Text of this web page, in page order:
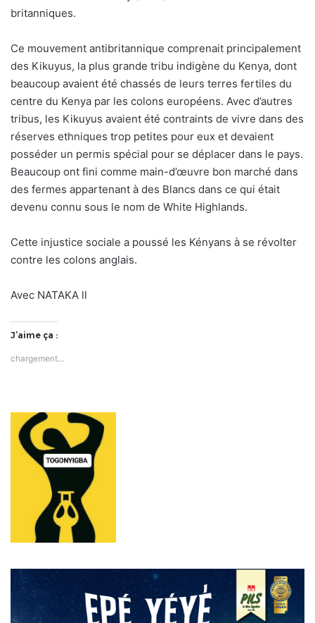
britanniques.
Ce mouvement antibritannique comprenait principalement
des Kikuyus, la plus grande tribu indigène du Kenya, dont
beaucoup avaient été chassés de leurs terres fertiles du
centre du Kenya par les colons européens. Avec d’autres
tribus, les Kikuyus avaient été contraints de vivre dans des
réserves ethniques trop petites pour eux et devaient
posséder un permis spécial pour se déplacer dans le pays.
Beaucoup ont fini comme main-d’œuvre bon marché dans
des fermes appartenant à des Blancs dans ce qui était
devenu connu sous le nom de White Highlands.
Cette injustice sociale a poussé les Kényans à se révolter
contre les colons anglais.
Avec NATAKA ll
J’aime ça :
chargement…